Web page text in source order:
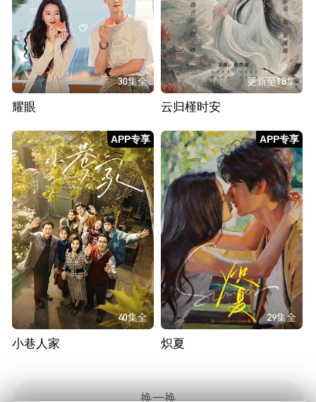
30集全
耀眼
更新至18集
云归槿时安
APP专享
40集全
小巷人家
APP专享
29集全
炽夏
换一换